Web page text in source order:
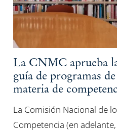
La CNMC aprueba
guía de programas
materia de
La Comisión Nacional de
Competencia (en